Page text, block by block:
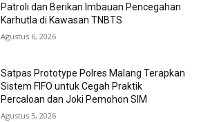
Patroli dan Berikan Imbauan Pencegahan
Karhutla di Kawasan TNBTS
Agustus 6, 2026
Satpas Prototype Polres Malang Terapkan
Sistem FIFO untuk Cegah Praktik
Percaloan dan Joki Pemohon SIM
Agustus 5, 2026